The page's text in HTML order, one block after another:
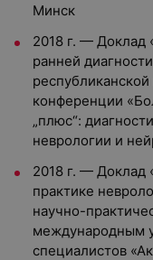
Минск
2018 г. — Доклад
ранней
конференции
„плюс“:
неврологии и
2018 г. — Доклад
практике
научно-
международным
специалистов